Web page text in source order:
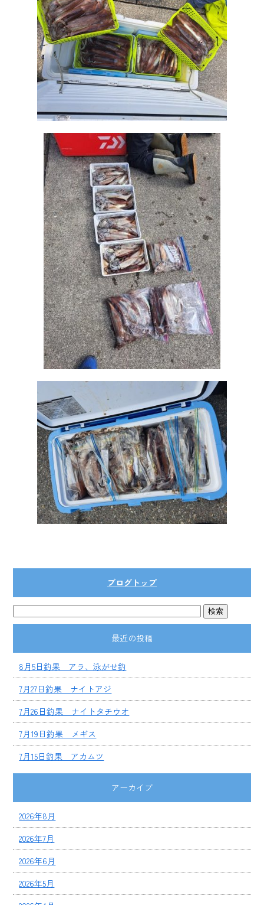
ブログトップ
最近の投稿
8月5日釣果 アラ、泳がせ釣
7月27日釣果 ナイトアジ
7月26日釣果 ナイトタチウオ
7月19日釣果 メギス
7月15日釣果 アカムツ
アーカイブ
2026年8月
2026年7月
2026年6月
2026年5月